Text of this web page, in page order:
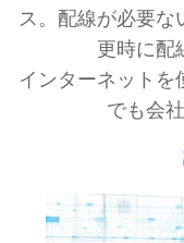
ス。配線が必要
更時に配
インターネットを
でも会